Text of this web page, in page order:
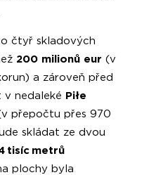
čtyř skladových
200 milionů eur (v
a zároveň před
v nedaleké Piłe
přepočtu přes 970
skládat ze dvou
tisíc metrů
plochy byla